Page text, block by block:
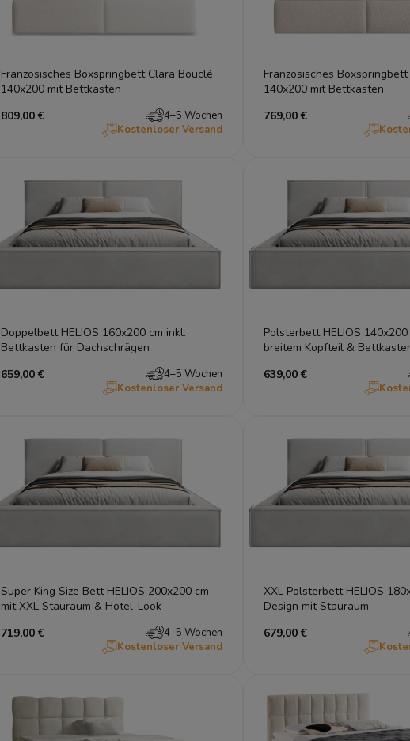
Französisches Boxspringbett Clara Bouclé
140x200 mit Bettkasten
809,00 €
4–5 Wochen
Kostenloser Versand
Französisches
140x200 mit Bettkasten
769,00 €
Doppelbett HELIOS 160x200 cm inkl.
Bettkasten für Dachschrägen
659,00 €
4–5 Wochen
Kostenloser Versand
Polsterbett HELIOS
breitem Kopfteil &
639,00 €
Super King Size Bett HELIOS 200x200 cm
mit XXL Stauraum & Hotel-Look
719,00 €
4–5 Wochen
Kostenloser Versand
XXL Polsterbett HELIOS
Design mit Stauraum
679,00 €